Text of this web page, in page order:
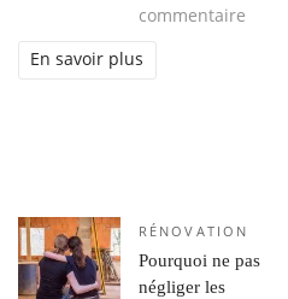
commentaire
En savoir plus
RÉNOVATION
Pourquoi ne pas
négliger les